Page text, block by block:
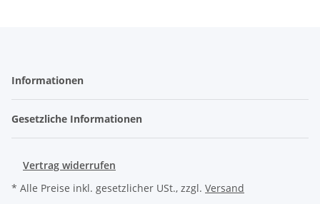
Informationen
Gesetzliche Informationen
Vertrag widerrufen
* Alle Preise inkl. gesetzlicher USt., zzgl. Versand